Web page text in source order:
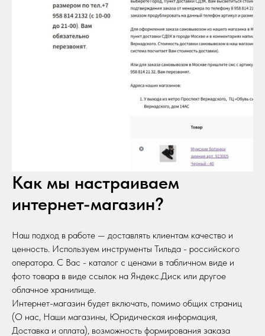
Как мы настраиваем
интернет-магазин?
Наш подход в работе — доставлять клиентам качество и
ценность. Используем инструменты Тильда - российского
оператора. C Вас - каталог с ценами в табличном виде и
фото товара в виде ссылок на Яндекс.Диск или другое
облачное хранилище.
Интернет-магазин будет включать, помимо общих страниц
(О нас, Наши магазины, Юридическая информация,
Доставка и оплата), возможность формирования заказа